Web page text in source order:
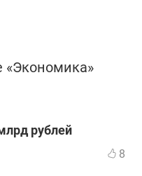
«Экономика»
рублей
8